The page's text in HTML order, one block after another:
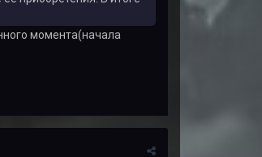
момента(начала